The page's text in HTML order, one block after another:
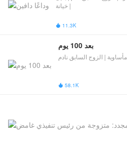
| خيانة
 11.3K
بعد 100 يوم
| ​الزوج السابق نادم​​
 58.1K